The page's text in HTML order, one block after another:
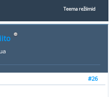
Teema režiimid
#26